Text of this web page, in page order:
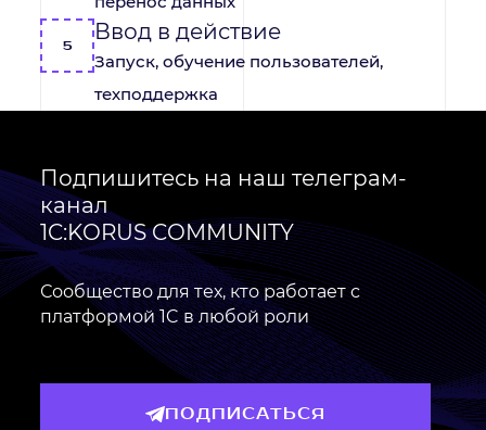
5
Ввод в действие
Запуск, обучение пользователей,
техподдержка
Подпишитесь на наш телеграм-
канал
1C:KORUS COMMUNITY
Сообщество для тех, кто работает с
платформой 1C в любой роли
ПОДПИСАТЬСЯ